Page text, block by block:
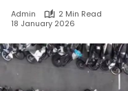
Admin
2 Min Read
18 January 2026